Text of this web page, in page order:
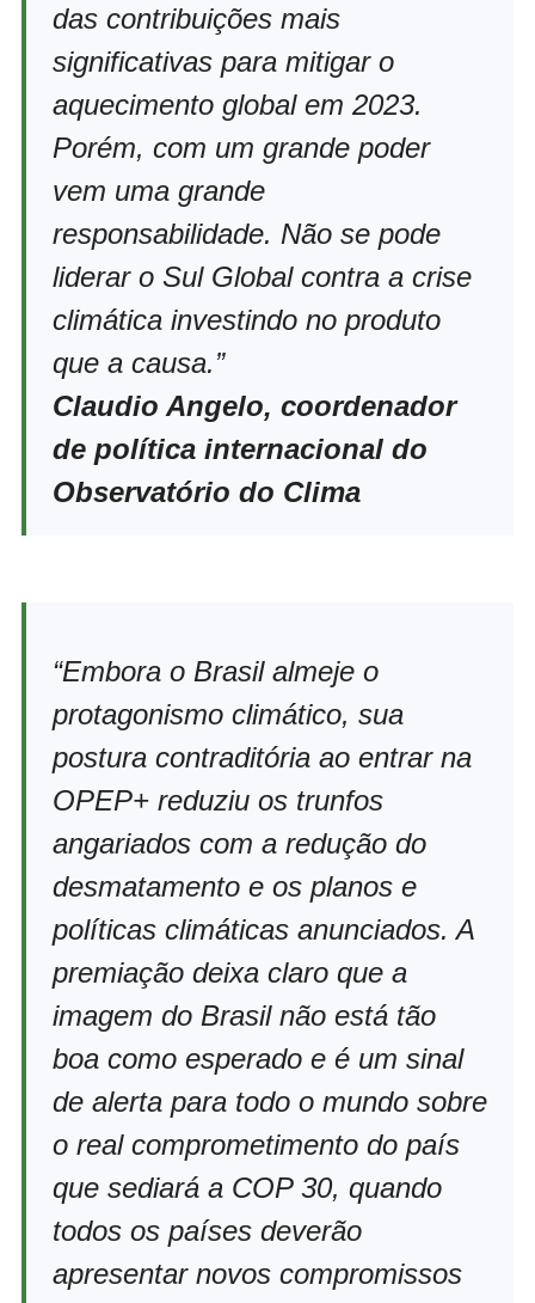
das contribuições mais
significativas para mitigar o
aquecimento global em 2023.
Porém, com um grande poder
vem uma grande
responsabilidade. Não se pode
liderar o Sul Global contra a crise
climática investindo no produto
que a causa.”
Claudio Angelo, coordenador
de política internacional do
Observatório do Clima
“Embora o Brasil almeje o
protagonismo climático, sua
postura contraditória ao entrar na
OPEP+ reduziu os trunfos
angariados com a redução do
desmatamento e os planos e
políticas climáticas anunciados. A
premiação deixa claro que a
imagem do Brasil não está tão
boa como esperado e é um sinal
de alerta para todo o mundo sobre
o real comprometimento do país
que sediará a COP 30, quando
todos os países deverão
apresentar novos compromissos